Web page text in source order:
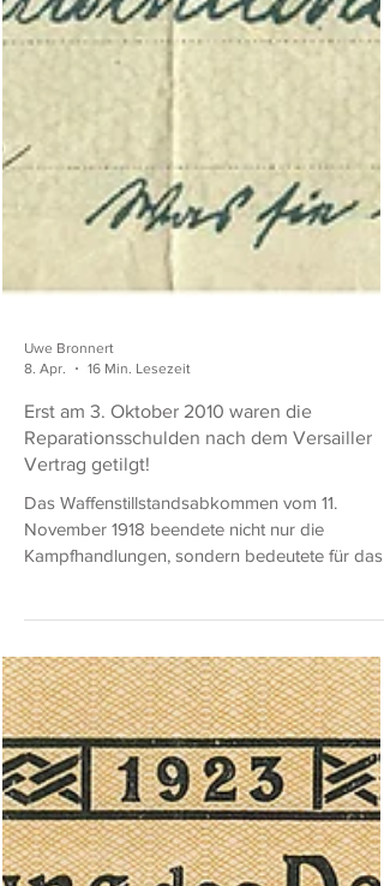
8. Apr.
16 Min. Lesezeit
Erst am 3. Oktober 2010 waren die
Reparationsschulden nach dem Versailler
Vertrag getilgt!
Das Waffenstillstandsabkommen vom 11.
November 1918 beendete nicht nur die
Deutsche Reich auch den Einlass auf diverse
wieder ans Reich angeschlossene Reichsland
Elsass-Lothringen sowie das linke Rheinufer mit
den Brückenköpfen Mainz, Koblenz und Köln
von deutschen Truppen geräumt und diverses
Kriegsmaterial den Alliierten übergeben
sondern auch 5.000 Lokomotiven, 150.000
Eisenbah